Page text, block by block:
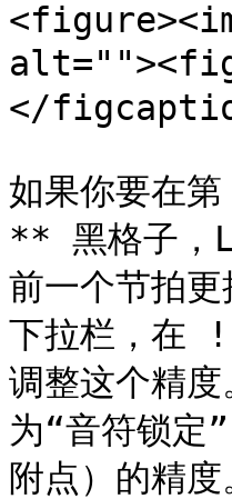
</
如果你要在
** 黑格子，
前一个节拍
下拉栏，
调整这个精
为“音符锁定
附点）的精